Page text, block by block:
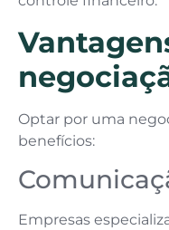
Optar por uma
benefícios:
Empresas